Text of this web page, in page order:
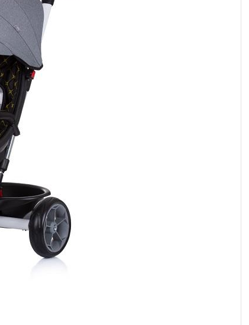
مسواک و خمیر دندان کودک
تب سنج نوزاد و کودک
رابط و پد سینه
دستگاه بخور سرد کودک